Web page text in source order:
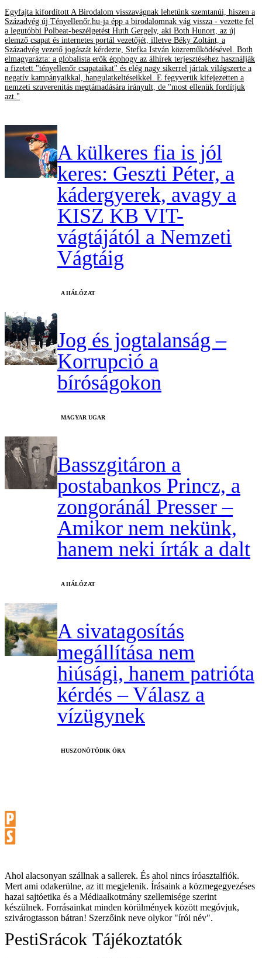
Egyfajta kifordított A Birodalom visszavágnak lehetünk szemtanúi, hiszen a
Századvég új Tényellenőr.hu-ja épp a birodalomnak vág vissza - vezette fel
a legutóbbi Polbeat-beszélgetést Huth Gergely, aki Both Hunort, az új
elemző csapat és internetes portál vezetőjét, illetve Béky Zoltánt, a
Századvég vezető jogászát kérdezte, Stefka István közreműködésével. Both
elmagyarázta: a globalista erők épphogy az álhírek terjesztéséhez használják
a fizetett "tényellenőr csapataikat" és elég nagy sikerrel jártak világszerte a
negatív kampányaikkal, hangulatkeltéseikkel. E fegyverük kifejezetten a
nemzeti szuverenitás megtámadására irányult, de "most ellenük fordítjuk
azt."
A külkeres fia is jól
keres: Geszti Péter, a
kádergyerek, avagy a
KISZ KB VIT-
vágtájától a Nemzeti
Vágtáig
A HÁLÓZAT
Jog és jogtalanság –
Korrupció a
bíróságokon
MAGYAR UGAR
Basszgitáron a
postabankos Princz, a
zongoránál Presser –
Amikor nem nekünk,
hanem neki írták a dalt
A HÁLÓZAT
A sivatagosítás
megállítása nem
hiúsági, hanem patrióta
kérdés – Válasz a
vízügynek
HUSZONÖTÖDIK ÓRA
Ahol alacsonyan szállnak a sallerek. És ahol nincs íróasztalfiók.
Mert ami odakerülne, az itt megjelenik. Írásaink a közmegegyezéses
hazai sajtóetika és a Médiaalkotmány szellemisége szerint
készülnek. Forrásainkat minden körülmények között megóvjuk,
szivárogtasson bátran! Szerzőink neve olykor "írói név".
PestiSrácok Tájékoztatók